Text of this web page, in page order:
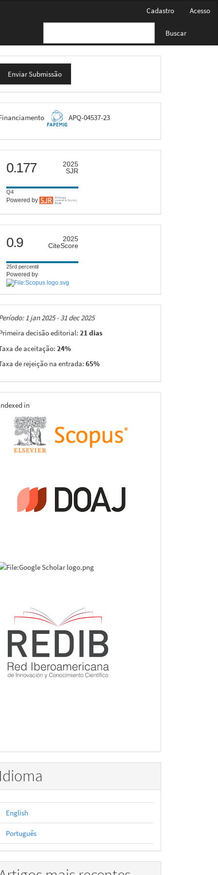
Cadastro Acesso
Buscar
Enviar Submissão
APQ-04537-23
scimago
0.177
2025
SJR
Q4
Powered by
citescore
0.9
2025
CiteScore
25rd percentil
Powered by
1 jan 2025 - 31 dec 2025
decisão editorial: 21 dias
de aceitação: 24%
de rejeição na entrada: 65%
in
Idioma
English
Português